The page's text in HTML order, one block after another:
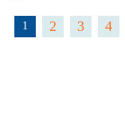
1 2 3 4